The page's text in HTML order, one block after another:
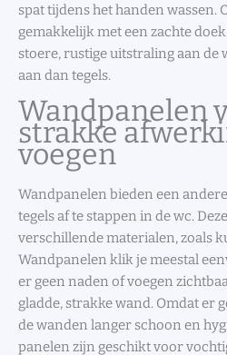
spat tijdens het handen wassen.
gemakkelijk met een zachte
stoere, rustige uitstraling aan de
aan dan tegels.
Wandpanelen
strakke
voegen
Wandpanelen bieden een
tegels af te stappen in de wc.
verschillende materialen, zoals
Wandpanelen klik je meestal
er geen naden of voegen
gladde, strakke wand. Omdat er
de wanden langer schoon en
panelen zijn geschikt voor